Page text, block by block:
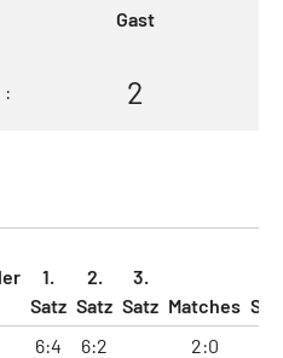
Gast
: 2
1.
Satz
2.
Satz
3.
Satz Matches
6:4 6:2 2:0